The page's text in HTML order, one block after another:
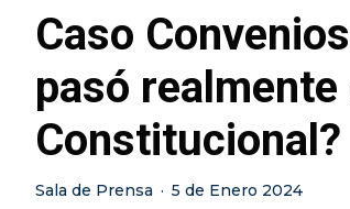
Caso
pasó
Constitucional?
Sala de Prensa · 5 de Enero 2024